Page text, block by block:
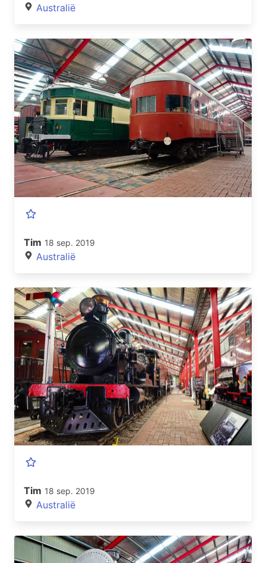
Australië
Tim 18 sep. 2019
Australië
Tim 18 sep. 2019
Australië